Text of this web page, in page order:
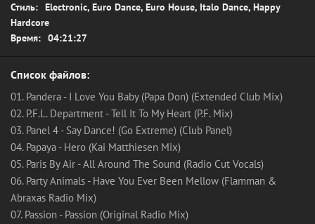
Стиль: Electronic, Euro Dance, Euro House, Italo Dance, Happy
Hardcore
Время: 04:21:27
Список файлов:
01. Pandera - I Love You Baby (Papa Don) (Extended Club Mix)
02. P.F.L. Department - Tell It To My Heart (P.F. Mix)
03. Panel 4 - Say Dance! (Go Extreme) (Club Panel)
04. Papaya - Hero (Kai Matthiesen Mix)
05. Paris By Air - All Around The Sound (Radio Cut Vocals)
06. Party Animals - Have You Ever Been Mellow (Flamman &
Abraxas Radio Mix)
07. Passion - Passion (Original Radio Mix)